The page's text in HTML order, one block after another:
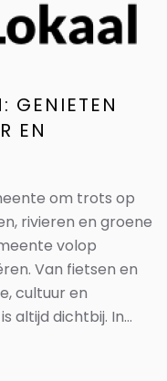
GENIETEN
EN
om trots op
rivieren en groene
volop
Van fietsen en
cultuur en
altijd dichtbij. In...